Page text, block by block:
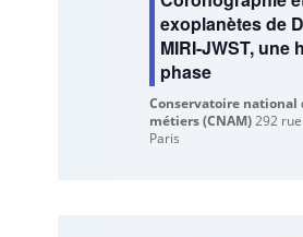
exoplanètes de
MIRI-JWST, une
phase
Conservatoire national
métiers (CNAM)292
Paris